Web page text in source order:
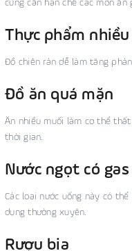
cũng cần hạn chế các món ăn
Thực phẩm
Đồ chiên rán dễ làm tăng
Đồ ăn quá mặn
Ăn nhiều muối làm cơ thể
thời gian.
Nước ngọt có gas
Các loại nước uống này có
dụng thường xuyên.
Rượu bia